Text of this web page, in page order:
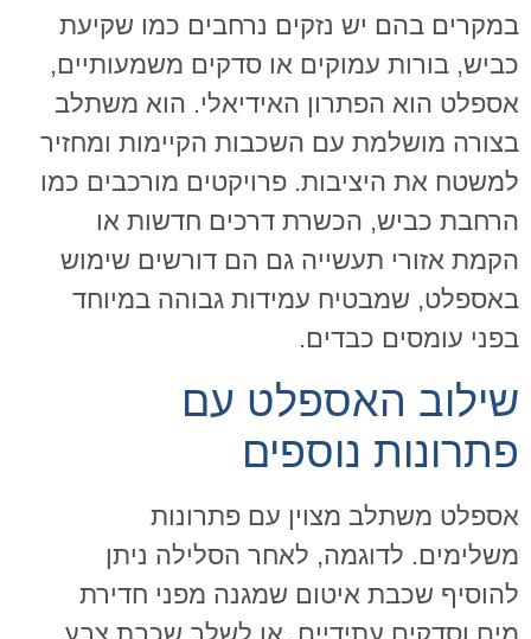
במקרים בהם יש נזקים נרחבים כמו שקיעת
כביש, בורות עמוקים או סדקים משמעותיים,
אספלט הוא הפתרון האידיאלי. הוא משתלב
בצורה מושלמת עם השכבות הקיימות ומחזיר
למשטח את היציבות. פרויקטים מורכבים כמו
הרחבת כביש, הכשרת דרכים חדשות או
הקמת אזורי תעשייה גם הם דורשים שימוש
באספלט, שמבטיח עמידות גבוהה במיוחד
בפני עומסים כבדים.
שילוב האספלט עם
פתרונות נוספים
אספלט משתלב מצוין עם פתרונות
משלימים. לדוגמה, לאחר הסלילה ניתן
להוסיף שכבת איטום שמגנה מפני חדירת